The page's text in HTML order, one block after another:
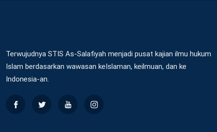
Terwujudnya STIS As-Salafiyah menjadi pusat kajian ilmu hukum
Islam berdasarkan wawasan keIslaman, keilmuan, dan ke
Indonesia-an.